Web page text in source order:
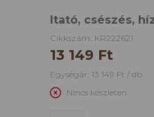
Itató, csészés,
Cikkszám: KR222621
13 149 Ft
Egységár: 13 149 Ft / db
Nincs készleten